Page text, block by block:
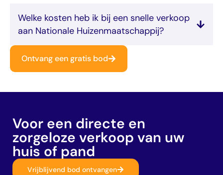
Welke kosten heb ik bij een snelle verkoop
aan Nationale Huizenmaatschappij?
Ontvang een gratis bod
Voor een directe en
zorgeloze verkoop van uw
huis of pand
Vrijblijvend bod ontvangen